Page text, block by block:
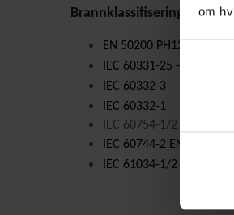
om
Brannklassifisering:
EN 50200 PH120 @ 830°C­
IEC 60331-25 -90' @
IEC 60332-3
IEC 60332-1
IEC 60754-1/2
IEC 60744-2 EN 60754-2
IEC 61034-1/2